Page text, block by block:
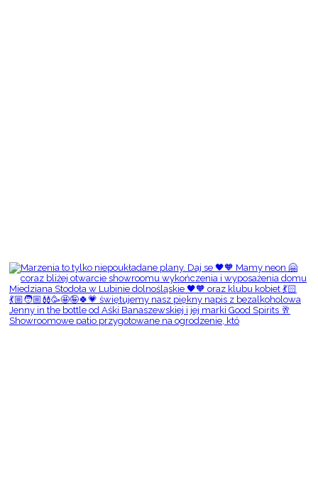
Showroomowe patio przygotowane na ogrodzenie, któ